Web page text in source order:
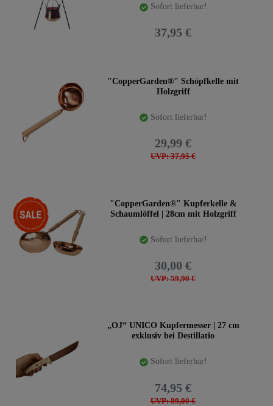
Sofort lieferbar!
37,95 €
"CopperGarden®" Schöpfkelle mit
Holzgriff
Sofort lieferbar!
UVP: 37,95 €
29,99 €
-50%
"CopperGarden®" Kupferkelle &
Schaumlöffel | 28cm mit Holzgriff
Sofort lieferbar!
UVP: 59,90 €
30,00 €
„OJ“ UNICO Kupfermesser | 27 cm
exklusiv bei Destillatio
Sofort lieferbar!
UVP: 89,00 €
74,95 €